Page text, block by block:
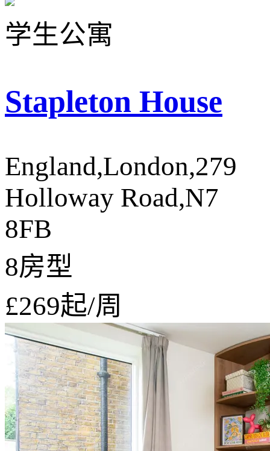
学生公寓
Stapleton House
England,London,279
Holloway Road,N7
8FB
8房型
£269起/周